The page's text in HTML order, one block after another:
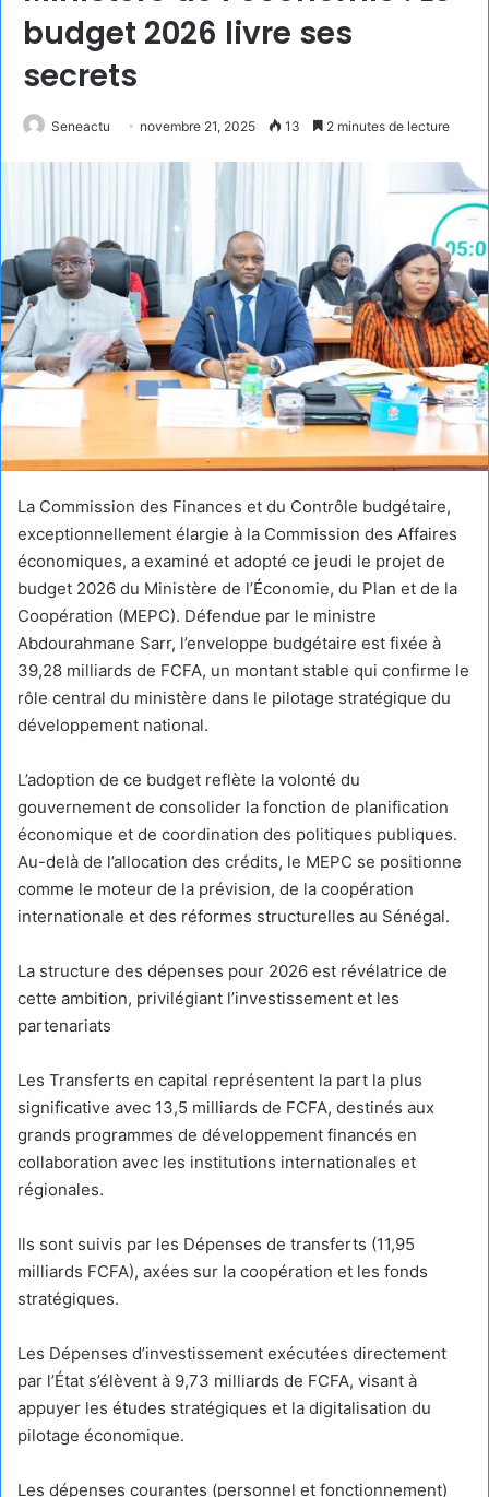
budget 2026 livre ses
secrets
Seneactu novembre 21, 2025 13 2 minutes de lecture
La Commission des Finances et du Contrôle budgétaire,
exceptionnellement élargie à la Commission des Affaires
économiques, a examiné et adopté ce jeudi le projet de
budget 2026 du Ministère de l’Économie, du Plan et de la
Coopération (MEPC). Défendue par le ministre
Abdourahmane Sarr, l’enveloppe budgétaire est fixée à
39,28 milliards de FCFA, un montant stable qui confirme le
rôle central du ministère dans le pilotage stratégique du
développement national.
L’adoption de ce budget reflète la volonté du
gouvernement de consolider la fonction de planification
économique et de coordination des politiques publiques.
Au-delà de l’allocation des crédits, le MEPC se positionne
comme le moteur de la prévision, de la coopération
internationale et des réformes structurelles au Sénégal.
La structure des dépenses pour 2026 est révélatrice de
cette ambition, privilégiant l’investissement et les
partenariats
Les Transferts en capital représentent la part la plus
significative avec 13,5 milliards de FCFA, destinés aux
grands programmes de développement financés en
collaboration avec les institutions internationales et
régionales.
Ils sont suivis par les Dépenses de transferts (11,95
milliards FCFA), axées sur la coopération et les fonds
stratégiques.
Les Dépenses d’investissement exécutées directement
par l’État s’élèvent à 9,73 milliards de FCFA, visant à
appuyer les études stratégiques et la digitalisation du
pilotage économique.
Les dépenses courantes (personnel et fonctionnement)